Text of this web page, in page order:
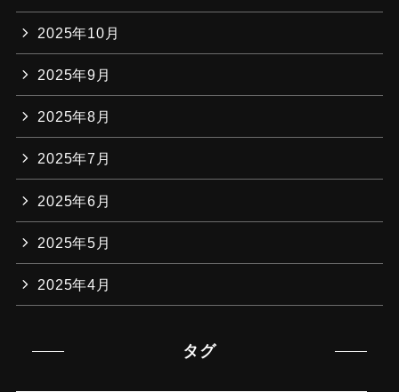
2025年10月
2025年9月
2025年8月
2025年7月
2025年6月
2025年5月
2025年4月
タグ